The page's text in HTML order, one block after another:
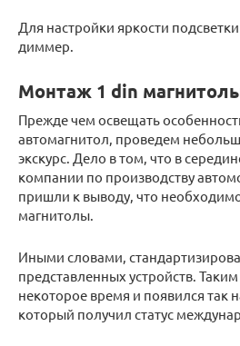
Для настройки яркости
диммер.
Монтаж 1 din
Прежде чем освещать
автомагнитол, проведем
экскурс. Дело в том, что в
компании по производству
пришли к выводу, что
магнитолы.
Иными словами,
представленных устройств.
некоторое время и появился так
который получил статус